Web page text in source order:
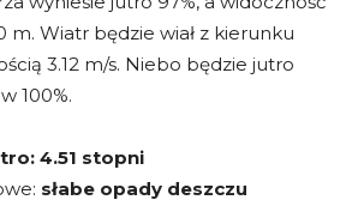
m. Wiatr będzie wiał z kierunku
3.12 m/s. Niebo będzie jutro
100%.
4.51 stopni
słabe opady deszczu